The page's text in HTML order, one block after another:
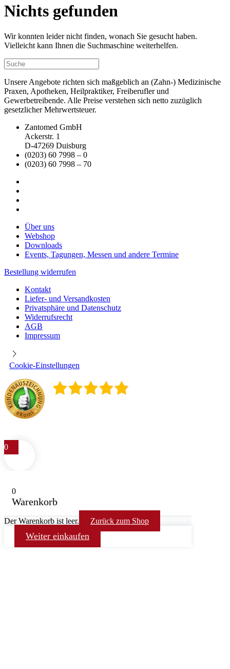
Nichts gefunden
Wir konnten leider nicht finden, wonach Sie gesucht haben.
Vielleicht kann Ihnen die Suchmaschine weiterhelfen.
Unsere Angebote richten sich maßgeblich an (Zahn-) Medizinische
Praxen, Apotheken, Heilpraktiker, Freiberufler und
Gewerbetreibende. Alle Preise verstehen sich netto zuzüglich
gesetzlicher Mehrwertsteuer.
Zantomed GmbH
Ackerstr. 1
D-47269 Duisburg
(0203) 60 7998 – 0
(0203) 60 7998 – 70
Über uns
Webshop
Downloads
Events, Tagungen, Messen und andere Termine
Bestellung widerrufen
Kontakt
Liefer- und Versandkosten
Privatsphäre und Datenschutz
Widerrufsrecht
AGB
Impressum
Cookie-Einstellungen
0
0
Warenkorb
Der Warenkorb ist leer. Zurück zum Shop
Weiter einkaufen